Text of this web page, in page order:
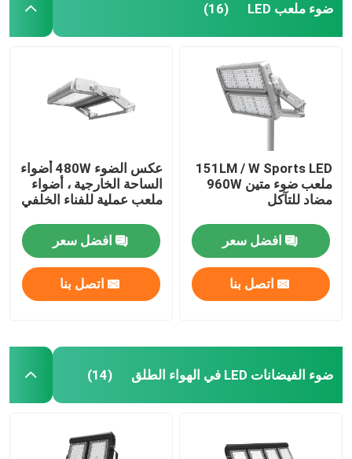
ضوء ملعب LED (16)
151LM / W Sports LED
ملعب ضوء متين 960W
مضاد للتآكل
افضل سعر
اتصل بنا
عكس الضوء 480W أضواء
الساحة الخارجية ، أضواء
ملعب عملية للفناء الخلفي
افضل سعر
اتصل بنا
ضوء الفيضانات LED في الهواء الطلق (14)